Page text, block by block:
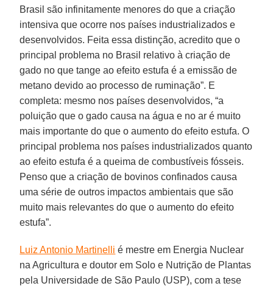
Brasil são infinitamente menores do que a criação
intensiva que ocorre nos países industrializados e
desenvolvidos. Feita essa distinção, acredito que o
principal problema no Brasil relativo à criação de
gado no que tange ao efeito estufa é a emissão de
metano devido ao processo de ruminação”. E
completa: mesmo nos países desenvolvidos, “a
poluição que o gado causa na água e no ar é muito
mais importante do que o aumento do efeito estufa. O
principal problema nos países industrializados quanto
ao efeito estufa é a queima de combustíveis fósseis.
Penso que a criação de bovinos confinados causa
uma série de outros impactos ambientais que são
muito mais relevantes do que o aumento do efeito
estufa”.
Luiz Antonio Martinelli é mestre em Energia Nuclear
na Agricultura e doutor em Solo e Nutrição de Plantas
pela Universidade de São Paulo (USP), com a tese